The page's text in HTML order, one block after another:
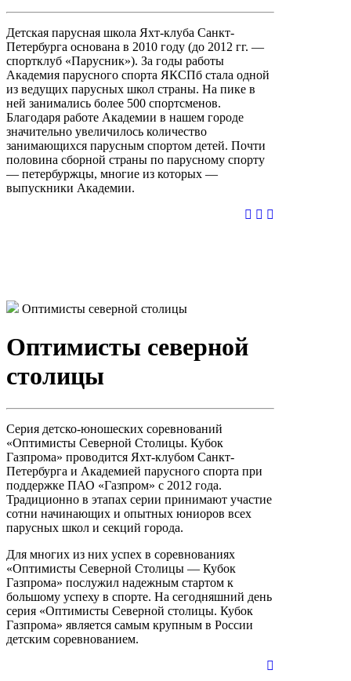
Детская парусная школа Яхт-клуба Санкт-
Петербурга основана в 2010 году (до 2012 гг. —
спортклуб «Парусник»). За годы работы
Академия парусного спорта ЯКСПб стала одной
из ведущих парусных школ страны. На пике в
ней занимались более 500 спортсменов.
Благодаря работе Академии в нашем городе
значительно увеличилось количество
занимающихся парусным спортом детей. Почти
половина сборной страны по парусному спорту
— петербуржцы, многие из которых —
выпускники Академии.
Оптимисты северной столицы
Оптимисты северной
столицы
Серия детско-юношеских соревнований
«Оптимисты Северной Столицы. Кубок
Газпрома» проводится Яхт-клубом Санкт-
Петербурга и Академией парусного спорта при
поддержке ПАО «Газпром» с 2012 года.
Традиционно в этапах серии принимают участие
сотни начинающих и опытных юниоров всех
парусных школ и секций города.
Для многих из них успех в соревнованиях
«Оптимисты Северной Столицы — Кубок
Газпрома» послужил надежным стартом к
большому успеху в спорте. На сегодняшний день
серия «Оптимисты Северной столицы. Кубок
Газпрома» является самым крупным в России
детским соревнованием.